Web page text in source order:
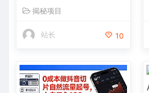
成×打卡激活×AI批量笔记×次
日见收益，月入1w+
揭秘项目
站长 10